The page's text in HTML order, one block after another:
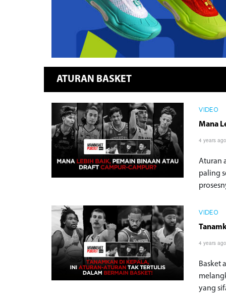
ATURAN BASKET
VIDEO
Mana
4 years ago
Aturan
paling
VIDEO
4 years ago
Basket
yang